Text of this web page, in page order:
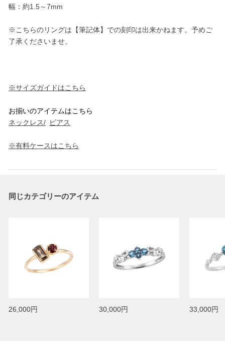
幅：約1.5～7mm
※こちらのリングは【筆記体】での刻印は出来かねます。予めご
了承くださいませ。
※サイズガイドはこちら
お揃いのアイテムはこちら
ネックレス/ ピアス
※有料ケースはこちら
同じカテゴリーのアイテム
26,000円 30,000円 33,000円